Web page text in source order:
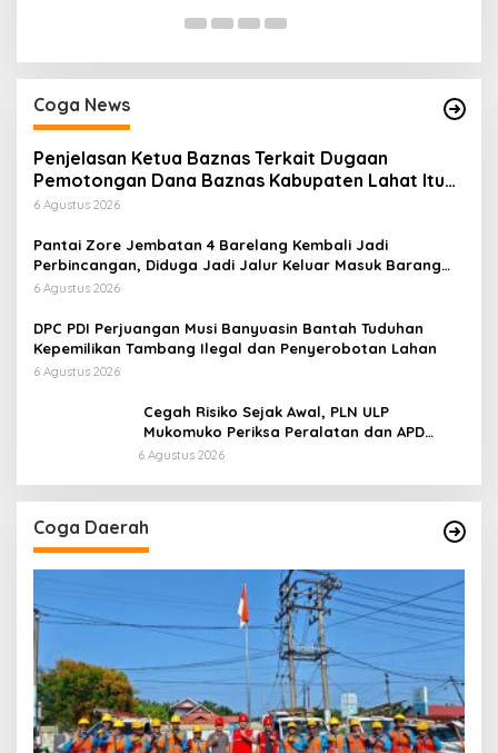
Coga News
Penjelasan Ketua Baznas Terkait Dugaan
Pemotongan Dana Baznas Kabupaten Lahat Itu
Tidak Benar
6 Agustus 2026
Pantai Zore Jembatan 4 Barelang Kembali Jadi
Perbincangan, Diduga Jadi Jalur Keluar Masuk Barang
Tanpa Dokumen Kepabeanan, Nama Berinisial WL
di Kawasan Pesisir
6 Agustus 2026
DPC PDI Perjuangan Musi Banyuasin Bantah Tuduhan
Kepemilikan Tambang Ilegal dan Penyerobotan Lahan
6 Agustus 2026
Cegah Risiko Sejak Awal, PLN ULP
Mukomuko Periksa Peralatan dan APD
Petugas secara Rutin
6 Agustus 2026
Coga Daerah